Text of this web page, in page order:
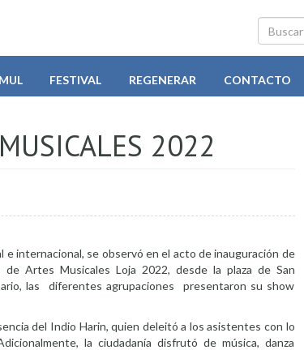
Buscar
FESTIVAL REGENERAR CONTACTO
2022
internacional, se observó en el acto de inauguración de
Artes Musicales Loja 2022, desde la plaza de San
las diferentes agrupaciones presentaron su show
del Indio Harin, quien deleitó a los asistentes con lo
la ciudadanía disfrutó de música, danza